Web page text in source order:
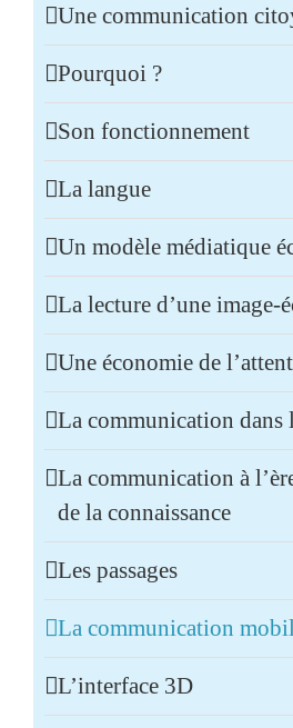
Une communication
Pourquoi ?
Son fonctionnement
La langue
Un modèle médiatique
La lecture d’une image-
Une économie de
La communication dans
La communication à
de la connaissance
Les passages
La communication
L’interface 3D